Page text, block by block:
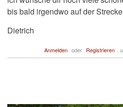
bis bald irgendwo auf der
Dietrich
Anmelden oder Registrieren ,